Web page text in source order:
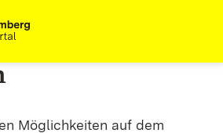
Möglichkeiten auf dem